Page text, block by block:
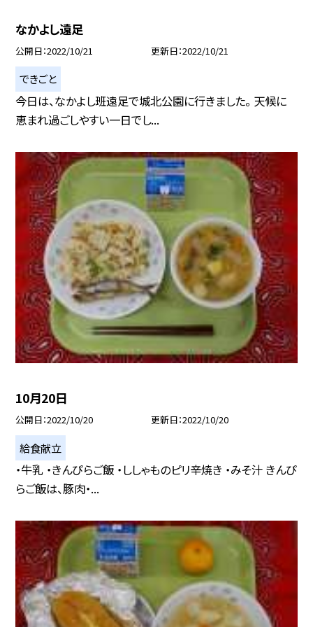
なかよし遠足
公開日 2022/10/21 更新日 2022/10/21
できごと
今日は、なかよし班遠足で城北公園に行きました。 天候に
恵まれ過ごしやすい一日でし...
10月20日
公開日 2022/10/20 更新日 2022/10/20
給食献立
・牛乳 ・きんぴらご飯 ・ししゃものピリ辛焼き ・みそ汁 きんぴ
らご飯は、豚肉・...